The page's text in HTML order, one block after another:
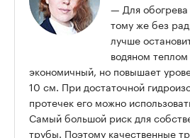
— Для
тому же без
лучше
водяном
экономичный, но повышает
10 см. При достаточной
протечек его можно
Самый большой риск для
трубы. Поэтому качественные